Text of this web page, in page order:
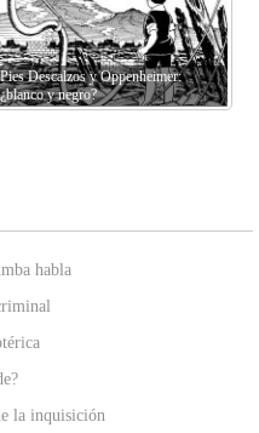
Pies Descalzos y Oppenheimer:
¿blanco y negro?
habla
la inquisición